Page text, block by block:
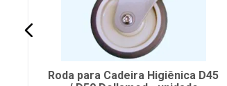
Roda para Cadeira Higiênica D45